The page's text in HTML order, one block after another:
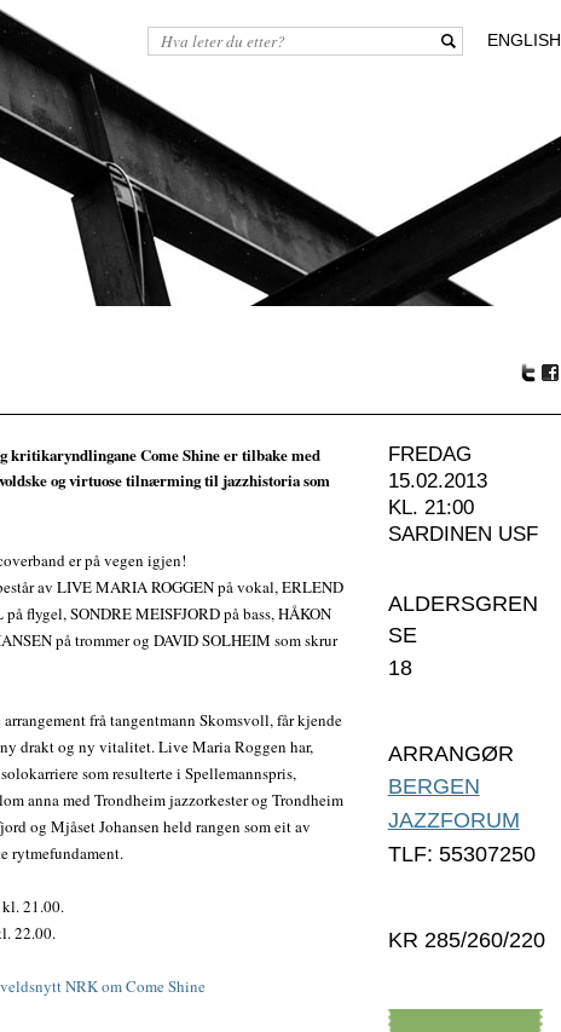
ENGLISH
kritikaryndlingane Come Shine er tilbake med
og virtuose tilnærming til jazzhistoria som
er på vegen igjen!
av LIVE MARIA ROGGEN på vokal, ERLEND
flygel, SONDRE MEISFJORD på bass, HÅKON
på trommer og DAVID SOLHEIM som skrur
frå tangentmann Skomsvoll, får kjende
drakt og ny vitalitet. Live Maria Roggen har,
som resulterte i Spellemannspris,
anna med Trondheim jazzorkester og Trondheim
og Mjåset Johansen held rangen som eit av
rytmefundament.
kl. 21.00.
22.00.
NRK om Come Shine
FREDAG
15.02.2013
KL. 21:00
SARDINEN USF
ALDERSGREN
SE
18
ARRANGØR
BERGEN
JAZZFORUM
TLF: 55307250
KR 285/260/220